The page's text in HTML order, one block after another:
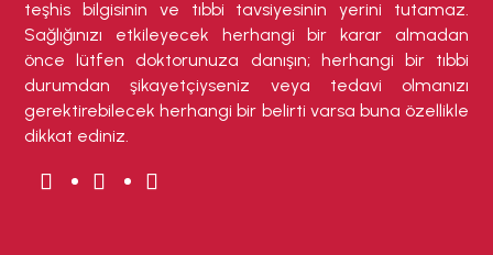
teşhis bilgisinin ve tıbbi tavsiyesinin yerini tutamaz.
Sağlığınızı etkileyecek herhangi bir karar almadan
önce lütfen doktorunuza danışın; herhangi bir tıbbi
durumdan şikayetçiyseniz veya tedavi olmanızı
gerektirebilecek herhangi bir belirti varsa buna özellikle
dikkat ediniz.